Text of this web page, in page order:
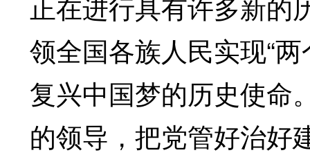
领全国各族人民实现“
复兴中国梦的历史使命
的领导，把党管好治好